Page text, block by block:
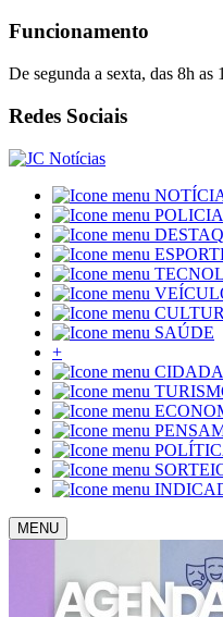
Funcionamento
De segunda a sexta, das 8h as
Redes Sociais
SAÚDE
+
MENU